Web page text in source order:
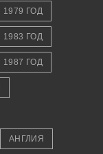
1979 ГОД
1983 ГОД
1987 ГОД
АНГЛИЯ